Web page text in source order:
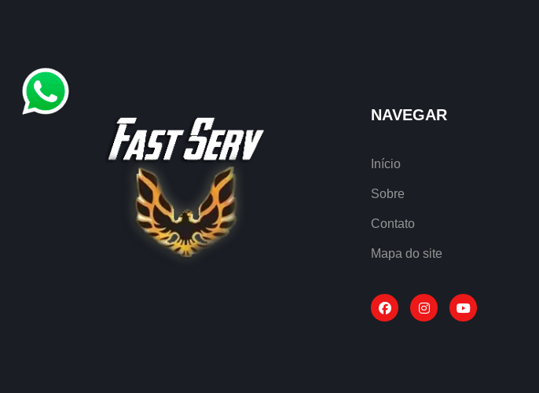
NAVEGAR
Início
Sobre
Contato
Mapa do site